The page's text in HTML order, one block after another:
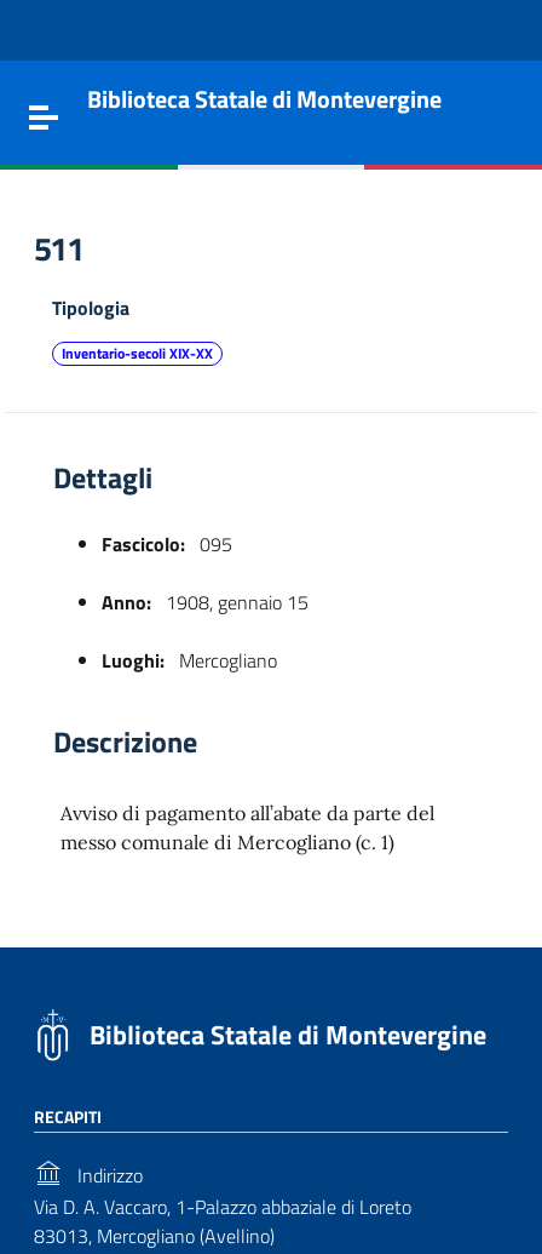
Toggle navigation
Biblioteca Statale di Montevergine
511
Tipologia
Inventario-secoli XIX-XX
Dettagli
Fascicolo: 095
Anno: 1908, gennaio 15
Luoghi: Mercogliano
Descrizione
Avviso di pagamento all’abate da parte del
messo comunale di Mercogliano (c. 1)
Biblioteca Statale di Montevergine
RECAPITI
Indirizzo
Via D. A. Vaccaro, 1-Palazzo abbaziale di Loreto
83013, Mercogliano (Avellino)